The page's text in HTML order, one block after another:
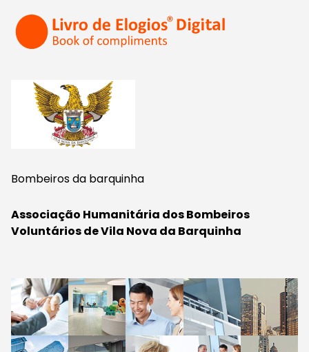
Bombeiros da barquinha
Associação Humanitária dos Bombeiros
Voluntários de Vila Nova da Barquinha